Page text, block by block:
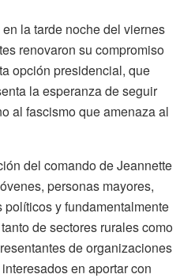
la tarde noche del viernes
renovaron su compromiso
opción presidencial, que
la esperanza de seguir
al fascismo que amenaza al
del comando de Jeannette
personas mayores,
y fundamentalmente
de sectores rurales como
de organizaciones
en aportar con